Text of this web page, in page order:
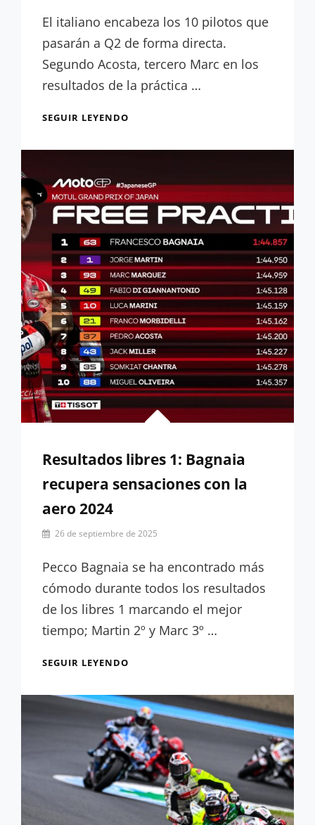
López
El italiano encabeza los 10 pilotos que
pasarán a Q2 de forma directa.
Segundo Acosta, tercero Marc en los
resultados de la práctica …
SEGUIR LEYENDO
SESIÓN
LLENA
DE
CAÍDAS
Resultados libres 1: Bagnaia
recupera sensaciones con la
aero 2024
Por
Lora-
26 de septiembre de 2025
Pecco Bagnaia se ha encontrado más
cómodo durante todos los resultados
de los libres 1 marcando el mejor
tiempo; Martin 2º y Marc 3º …
SEGUIR LEYENDO
BAGNAIA
RECUPERA
SENSACIONES
CON
LA
AERO
2024